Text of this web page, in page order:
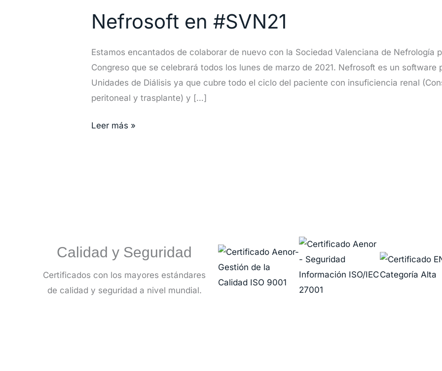
Nefrosoft en #SVN21
Estamos encantados de colaborar de nuevo con la Sociedad Valenciana de Nefrología
Congreso que se celebrará todos los lunes de marzo de 2021. Nefrosoft es un software
Unidades de Diálisis ya que cubre todo el ciclo del paciente con insuficiencia renal
peritoneal y trasplante) y […]
#SVN21
Leer más »
Calidad y Seguridad
Certificados con los mayores estándares
de calidad y seguridad a nivel mundial.